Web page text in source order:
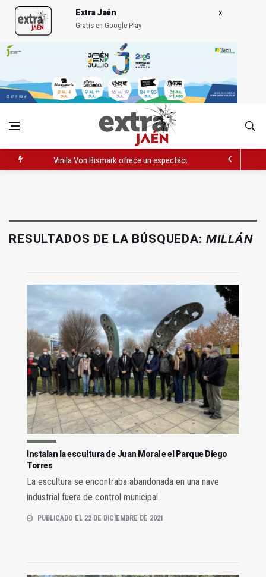
Extra Jaén
Gratis en Google Play
Vinila Von Bismark ofrece un espectáculo "rompedor" en el
RESULTADOS DE LA BÚSQUEDA: MILLÁN
Instalan la escultura de Juan Moral e el Parque Diego
Torres
La escultura se encontraba abandonada en una nave
industrial fuera de control municipal.
PUBLICADO EL 22 DE DICIEMBRE DE 2021